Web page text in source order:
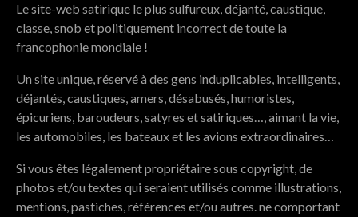
Le site-web satirique le plus sulfureux, déjanté, caustique,
classe, snob et politiquement incorrect de toute la
francophonie mondiale !
Un site unique, réservé à des gens induplicables, intelligents,
déjantés, caustiques, amers, désabusés, humoristes,
épicuriens, baroudeurs, satyres et satiriques…, aimant la vie,
les automobiles, les bateaux et les avions extraordinaires…
Si vous êtes légalement propriétaire sous copyright, de
photos et/ou textes qui seraient utilisés comme illustrations,
mentions, pastiches, références et/ou autres. ne comportant